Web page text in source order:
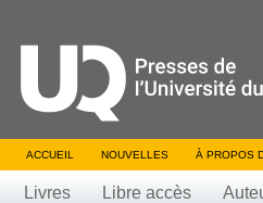
ACCUEIL NOUVELLES À PROPOS
Livres Libre accès